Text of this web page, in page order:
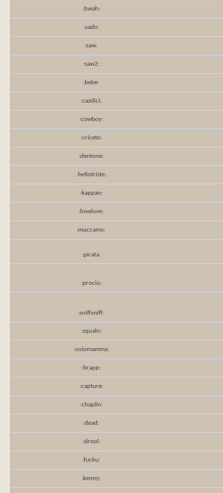
:bwah:
:sado:
:saw:
:saw2:
:bebe:
:cazdici:
:cowboy:
:criceto:
:dentone:
:hellotriste:
:kappao:
:lovelove:
:muccamo:
:pirata:
:procio:
:sniffsniff:
:squalo:
:voiomamma:
:brapp:
:capture:
:chaplin:
:dead:
:drool:
:fucku:
:kenny: